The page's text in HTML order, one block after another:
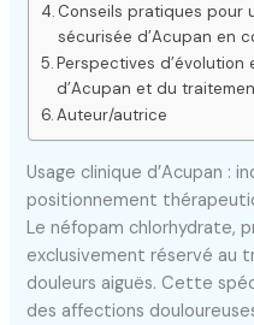
Conseils pratiques pour
sécurisée d’Acupan en
Perspectives
d’Acupan et du
Auteur/autrice
Usage clinique d’Acupan :
positionnement
Le néfopam chlorhydrate,
exclusivement réservé au
douleurs aiguës. Cette
des affections